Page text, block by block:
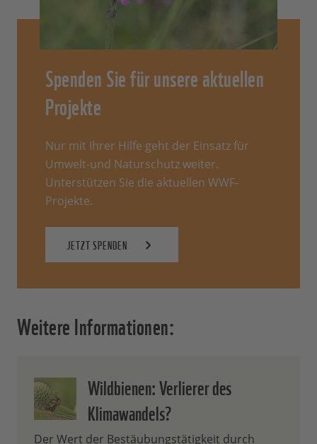
Spenden Sie für unsere aktuellen
Projekte
Nur mit Ihrer Hilfe geht der Einsatz für
Umwelt-und Naturschutz weiter.
Unterstützen Sie die aktuellen WWF-
Projekte.
JETZT SPENDEN
Weitere Informationen:
Wildbienen: Verlierer des
Klimawandels?
Der Wert der Bestäubungstätigkeit durch